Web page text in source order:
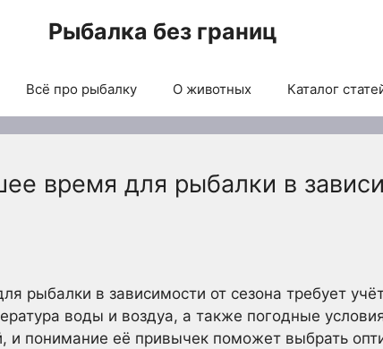
Рыбалка без границ
Всё про рыбалку О животных Каталог
время для рыбалки в
рыбалки в зависимости от сезона требует
воды и воздуа, а также погодные
и понимание её привычек поможет выбрать